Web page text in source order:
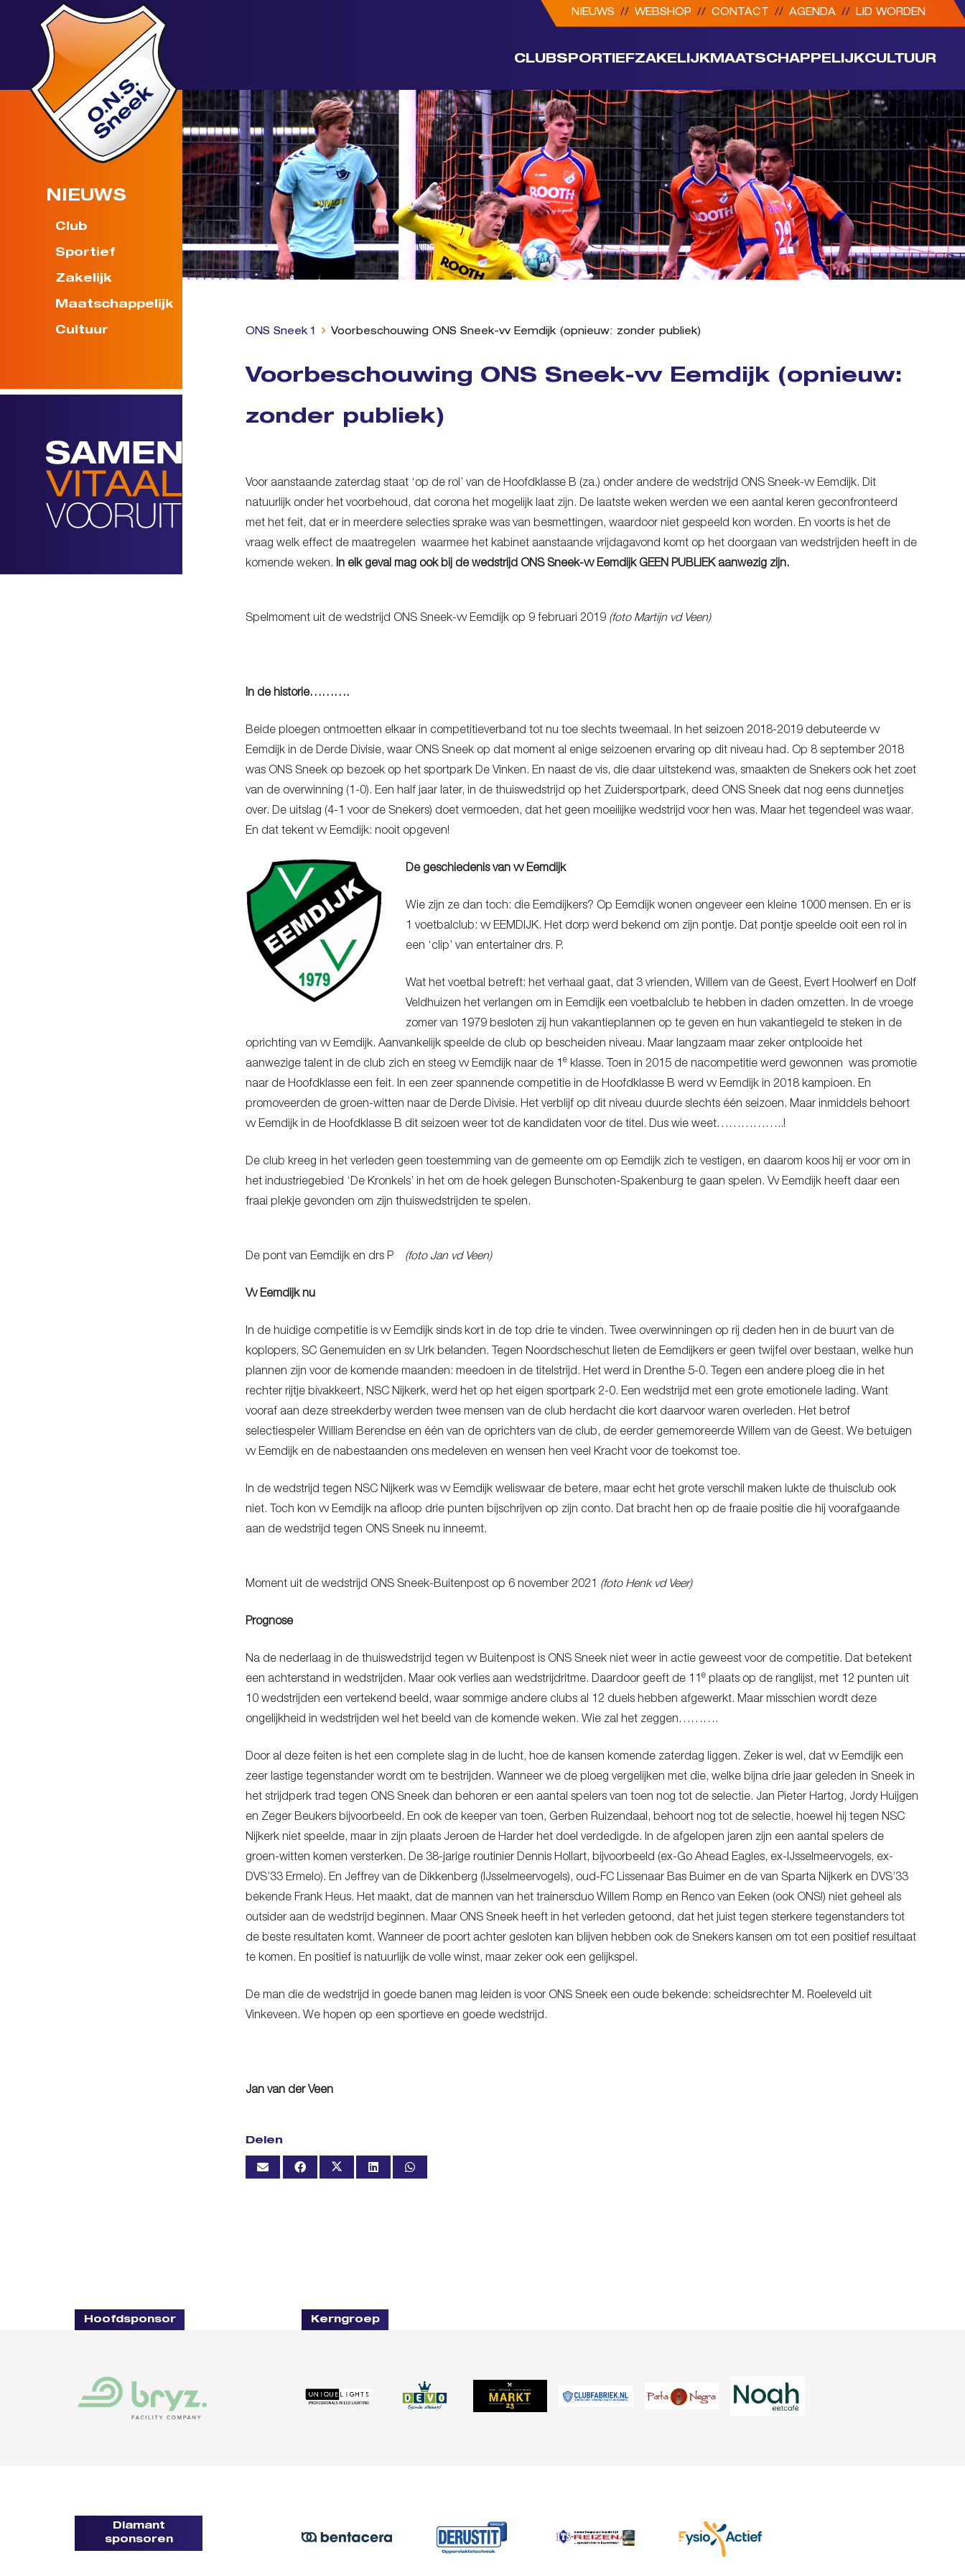
NIEUWS // WEBSHOP // CONTACT // AGENDA // LID WORDEN
CLUBSPORTIEFZAKELIJK MAATSCHAPPELIJKCULTUUR
NIEUWS
Club
Sportief
Zakelijk
Maatschappelijk
Cultuur ONS Sneek 1 Voorbeschouwing ONS Sneek-vv Eemdijk (opnieuw: zonder publiek)
Voorbeschouwing ONS Sneek-vv Eemdijk (opnieuw:
zonder publiek)
Voor aanstaande zaterdag staat ‘op de rol’ van de Hoofdklasse B (za.) onder andere de wedstrijd ONS Sneek-vv Eemdijk. Dit
natuurlijk onder het voorbehoud, dat corona het mogelijk laat zijn. De laatste weken werden we een aantal keren geconfronteerd
met het feit, dat er in meerdere selecties sprake was van besmettingen, waardoor niet gespeeld kon worden. En voorts is het de
vraag welk effect de maatregelen waarmee het kabinet aanstaande vrijdagavond komt op het doorgaan van wedstrijden heeft in de
komende weken. In elk geval mag ook bij de wedstrijd ONS Sneek-vv Eemdijk GEEN PUBLIEK aanwezig zijn.
Spelmoment uit de wedstrijd ONS Sneek-vv Eemdijk op 9 februari 2019 (foto Martijn vd Veen)
In de historie……….
Beide ploegen ontmoetten elkaar in competitieverband tot nu toe slechts tweemaal. In het seizoen 2018-2019 debuteerde vv
Eemdijk in de Derde Divisie, waar ONS Sneek op dat moment al enige seizoenen ervaring op dit niveau had. Op 8 september 2018
was ONS Sneek op bezoek op het sportpark De Vinken. En naast de vis, die daar uitstekend was, smaakten de Snekers ook het zoet
van de overwinning (1-0). Een half jaar later, in de thuiswedstrijd op het Zuidersportpark, deed ONS Sneek dat nog eens dunnetjes
over. De uitslag (4-1 voor de Snekers) doet vermoeden, dat het geen moeilijke wedstrijd voor hen was. Maar het tegendeel was waar.
En dat tekent vv Eemdijk: nooit opgeven!
De geschiedenis van vv Eemdijk
Wie zijn ze dan toch: die Eemdijkers? Op Eemdijk wonen ongeveer een kleine 1000 mensen. En er is
1 voetbalclub: vv EEMDIJK. Het dorp werd bekend om zijn pontje. Dat pontje speelde ooit een rol in
een ‘clip’ van entertainer drs. P.
Wat het voetbal betreft: het verhaal gaat, dat 3 vrienden, Willem van de Geest, Evert Hoolwerf en Dolf
Veldhuizen het verlangen om in Eemdijk een voetbalclub te hebben in daden omzetten. In de vroege
zomer van 1979 besloten zij hun vakantieplannen op te geven en hun vakantiegeld te steken in de
oprichting van vv Eemdijk. Aanvankelijk speelde de club op bescheiden niveau. Maar langzaam maar zeker ontplooide het
aanwezige talent in de club zich en steeg vv Eemdijk naar de 1e klasse. Toen in 2015 de nacompetitie werd gewonnen was promotie
naar de Hoofdklasse een feit. In een zeer spannende competitie in de Hoofdklasse B werd vv Eemdijk in 2018 kampioen. En
promoveerden de groen-witten naar de Derde Divisie. Het verblijf op dit niveau duurde slechts één seizoen. Maar inmiddels behoort
vv Eemdijk in de Hoofdklasse B dit seizoen weer tot de kandidaten voor de titel. Dus wie weet……………..!
De club kreeg in het verleden geen toestemming van de gemeente om op Eemdijk zich te vestigen, en daarom koos hij er voor om in
het industriegebied ‘De Kronkels’ in het om de hoek gelegen Bunschoten-Spakenburg te gaan spelen. Vv Eemdijk heeft daar een
fraai plekje gevonden om zijn thuiswedstrijden te spelen.
De pont van Eemdijk en drs P (foto Jan vd Veen)
Vv Eemdijk nu
In de huidige competitie is vv Eemdijk sinds kort in de top drie te vinden. Twee overwinningen op rij deden hen in de buurt van de
koplopers, SC Genemuiden en sv Urk belanden. Tegen Noordscheschut lieten de Eemdijkers er geen twijfel over bestaan, welke hun
plannen zijn voor de komende maanden: meedoen in de titelstrijd. Het werd in Drenthe 5-0. Tegen een andere ploeg die in het
rechter rijtje bivakkeert, NSC Nijkerk, werd het op het eigen sportpark 2-0. Een wedstrijd met een grote emotionele lading. Want
vooraf aan deze streekderby werden twee mensen van de club herdacht die kort daarvoor waren overleden. Het betrof
selectiespeler William Berendse en één van de oprichters van de club, de eerder gememoreerde Willem van de Geest. We betuigen
vv Eemdijk en de nabestaanden ons medeleven en wensen hen veel Kracht voor de toekomst toe.
In de wedstrijd tegen NSC Nijkerk was vv Eemdijk weliswaar de betere, maar echt het grote verschil maken lukte de thuisclub ook
niet. Toch kon vv Eemdijk na afloop drie punten bijschrijven op zijn conto. Dat bracht hen op de fraaie positie die hij voorafgaande
aan de wedstrijd tegen ONS Sneek nu inneemt.
Moment uit de wedstrijd ONS Sneek-Buitenpost op 6 november 2021 (foto Henk vd Veer)
Prognose
Na de nederlaag in de thuiswedstrijd tegen vv Buitenpost is ONS Sneek niet weer in actie geweest voor de competitie. Dat betekent
een achterstand in wedstrijden. Maar ook verlies aan wedstrijdritme. Daardoor geeft de 11e plaats op de ranglijst, met 12 punten uit
10 wedstrijden een vertekend beeld, waar sommige andere clubs al 12 duels hebben afgewerkt. Maar misschien wordt deze
ongelijkheid in wedstrijden wel het beeld van de komende weken. Wie zal het zeggen……….
Door al deze feiten is het een complete slag in de lucht, hoe de kansen komende zaterdag liggen. Zeker is wel, dat vv Eemdijk een
zeer lastige tegenstander wordt om te bestrijden. Wanneer we de ploeg vergelijken met die, welke bijna drie jaar geleden in Sneek in
het strijdperk trad tegen ONS Sneek dan behoren er een aantal spelers van toen nog tot de selectie. Jan Pieter Hartog, Jordy Huijgen
en Zeger Beukers bijvoorbeeld. En ook de keeper van toen, Gerben Ruizendaal, behoort nog tot de selectie, hoewel hij tegen NSC
Nijkerk niet speelde, maar in zijn plaats Jeroen de Harder het doel verdedigde. In de afgelopen jaren zijn een aantal spelers de
groen-witten komen versterken. De 38-jarige routinier Dennis Hollart, bijvoorbeeld (ex-Go Ahead Eagles, ex-IJsselmeervogels, ex-
DVS’33 Ermelo). En Jeffrey van de Dikkenberg (IJsselmeervogels), oud-FC Lissenaar Bas Buimer en de van Sparta Nijkerk en DVS’33
bekende Frank Heus. Het maakt, dat de mannen van het trainersduo Willem Romp en Renco van Eeken (ook ONS!) niet geheel als
outsider aan de wedstrijd beginnen. Maar ONS Sneek heeft in het verleden getoond, dat het juist tegen sterkere tegenstanders tot
de beste resultaten komt. Wanneer de poort achter gesloten kan blijven hebben ook de Snekers kansen om tot een positief resultaat
te komen. En positief is natuurlijk de volle winst, maar zeker ook een gelijkspel.
De man die de wedstrijd in goede banen mag leiden is voor ONS Sneek een oude bekende: scheidsrechter M. Roeleveld uit
Vinkeveen. We hopen op een sportieve en goede wedstrijd.
Jan van der Veen
Delen
Hoofdsponsor Kerngroep
Diamant
sponsoren